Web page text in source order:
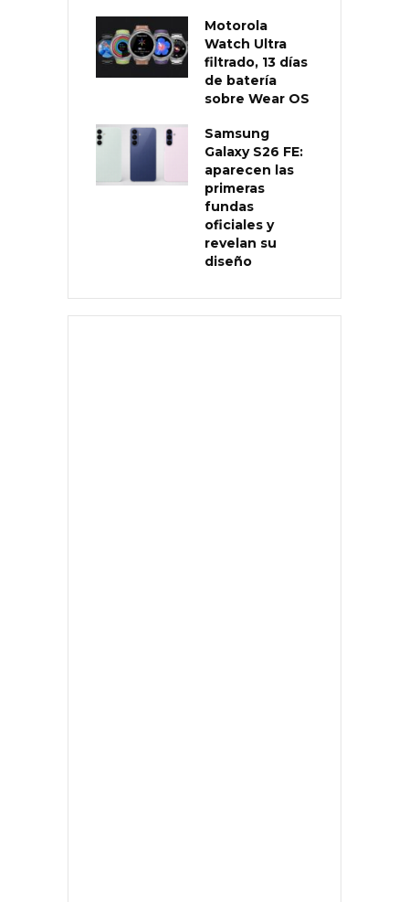
Motorola
Watch Ultra
filtrado, 13 días
de batería
sobre Wear OS
Samsung
Galaxy S26 FE:
aparecen las
primeras
fundas
oficiales y
revelan su
diseño